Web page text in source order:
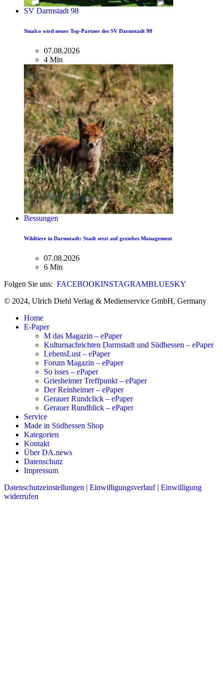
SV Darmstadt 98
Sinalco wird neuer Top-Partner des SV Darmstadt 98
07.08.2026
4 Min
Bessungen
Wildtiere in Darmstadt: Stadt setzt auf gezieltes Management
07.08.2026
6 Min
Folgen Sie uns: FACEBOOKINSTAGRAMBLUESKY
© 2024, Ulrich Diehl Verlag & Medienservice GmbH, Germany
Home
E-Paper
M das Magazin – ePaper
Kulturnachrichten Darmstadt und Südhessen – ePaper
LebensLust – ePaper
Forum Magazin – ePaper
So isses – ePaper
Griesheimer Treffpunkt – ePaper
Der Reinheimer – ePaper
Gerauer Rundclick – ePaper
Gerauer Rundblick – ePaper
Service
Made in Südhessen Shop
Kategorien
Kontakt
Über DA.news
Datenschutz
Impressum
Datenschutzeinstellungen | Einwilligungsverlauf| Einwilligung
widerrufen